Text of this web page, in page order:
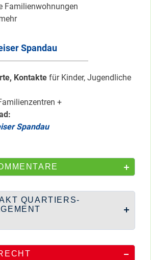
Familienwohnungen
Spandau
Kontakte für Kinder, Jugendliche
+
Spandau
QUARTIERS-